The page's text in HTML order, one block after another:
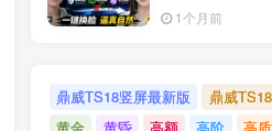
视频换脸娱乐工
1个月前
鼎威TS18竖屏最新版
鼎威
黄金
黄昏 高额 高阶 高